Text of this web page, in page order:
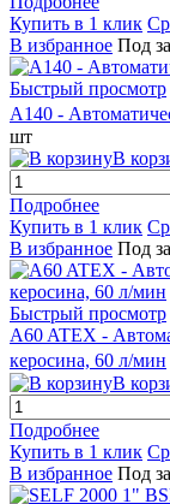
Купить в 1 клик
В избранное Под
Быстрый просмотр
A140 -
шт
В
Подробнее
Купить в 1 клик
В избранное Под
Быстрый просмотр
A60 ATEX -
керосина, 60 л/мин
В
Подробнее
Купить в 1 клик
В избранное Под